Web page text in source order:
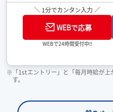
＼ 1分でカンタン入力 ／
WEBで応募
WEBで24時間受付中!!
※「1stエントリー」と「毎月時給が上
す。